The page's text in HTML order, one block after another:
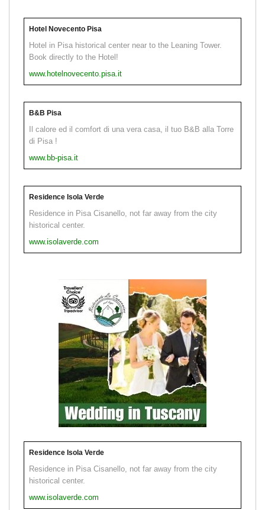
Hotel Novecento Pisa
Hotel in Pisa historical center near to the Leaning Tower.
Book directly to the Hotel!
www.hotelnovecento.pisa.it
B&B Pisa
Il calore ed il comfort di una vera casa, il tuo B&B alla Torre
di Pisa !
www.bb-pisa.it
Residence Isola Verde
Residence in Pisa Cisanello, not far away from the city
historical center.
www.isolaverde.com
Residence Isola Verde
Residence in Pisa Cisanello, not far away from the city
historical center.
www.isolaverde.com